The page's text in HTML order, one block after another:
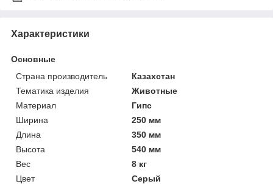
Характеристики
Основные
Страна производитель
Казахстан
Тематика изделия
Животные
Материал
Гипс
Ширина
250 мм
Длина
350 мм
Высота
540 мм
Вес
8 кг
Цвет
Серый